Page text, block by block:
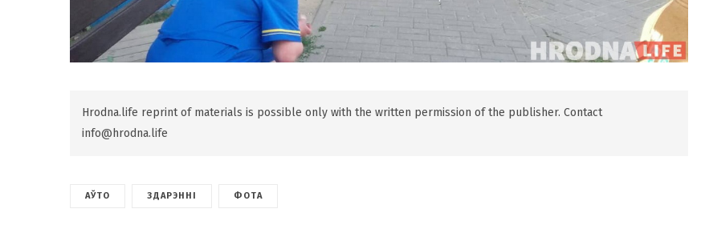
Hrodna.life reprint of materials is possible only with the written permission of the publisher. Contact
info@hrodna.life
АЎТО ЗДАРЭННІ ФОТА